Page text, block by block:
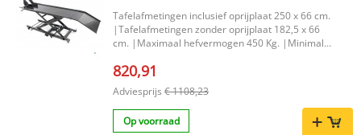
Tafelafmetingen inclusief oprijplaat 250 x 66 cm.
|Tafelafmetingen zonder oprijplaat 182,5 x 66
cm. |Maximaal hefvermogen 450 Kg. |Minimale
820,91
Adviesprijs € 1108,23
Op voorraad